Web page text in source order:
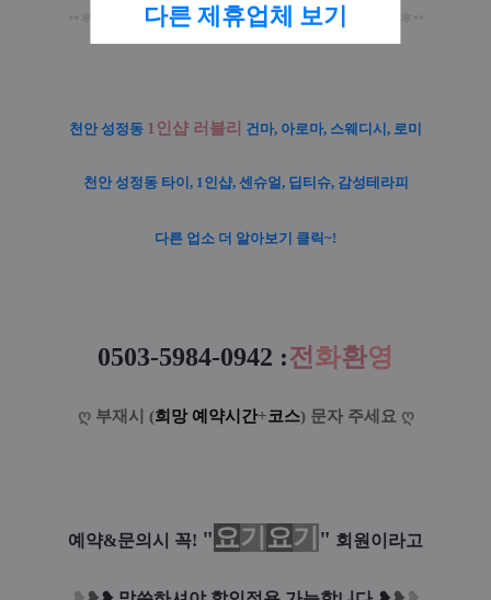
다른 제휴업체 보기
∗•••∗••• ∗•••⊀⋆⊁ •••∗ •••∗•••
천안 성정동 1인샵 러블리 건마, 아로마, 스웨디시, 로미
천안 성정동 타이, 1인샵, 센슈얼, 딥티슈, 감성테라피
다른 업소 더 알아보기 클릭~!
0503-5984-0942 :전화환영
ღ 부재시 (희망 예약시간+코스) 문자 주세요 ღ
예약&문의시 꼭! "요기 요기 " 회원이라고